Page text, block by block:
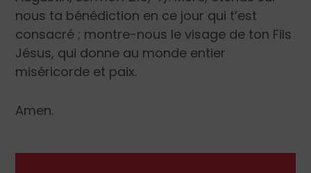
nous ta bénédiction en ce jour qui t’est
consacré ; montre-nous le visage de ton Fils
Jésus, qui donne au monde entier
miséricorde et paix.
Amen.